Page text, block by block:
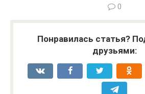
0
Понравилась статья?
друзьями: